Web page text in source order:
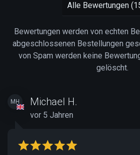
Bewertungen werden von echten
abgeschlossenen Bestellungen
von Spam werden keine
gelöscht.
MH Michael H.
vor 5 Jahren